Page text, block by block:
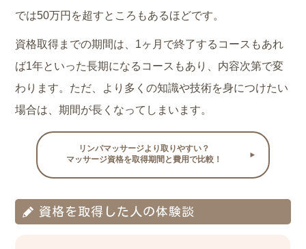
では50万円を超すところもあるほどです。
資格取得までの期間は、1ヶ月で終了するコースもあれ
ば1年といった長期になるコースもあり、内容次第で変
わります。ただ、より多くの知識や技術を身につけたい
場合は、期間が長くなってしまいます。
リンパマッサージより取りやすい？
マッサージ資格を取得期間と費用で比較！
資格を取得した人の体験談